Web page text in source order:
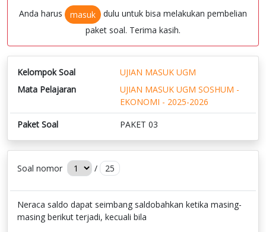
Anda harus masuk
dulu untuk bisa melakukan pembelian
paket soal. Terima kasih.
Kelompok Soal
UJIAN MASUK UGM
Mata Pelajaran
UJIAN MASUK UGM SOSHUM -
EKONOMI - 2025-2026
Paket Soal
PAKET 03
Soal nomor / 25
Neraca saldo dapat seimbang saldobahkan ketika masing-
masing berikut terjadi, kecuali bila